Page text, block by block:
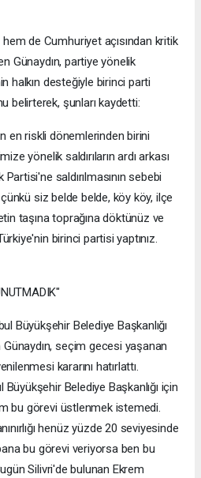
de Cumhuriyet açısından kritik
Günaydın, partiye yönelik
halkın desteğiyle birinci parti
belirterek, şunları kaydetti:
en riskli dönemlerinden birini
yönelik saldırıların ardı arkası
saldırılmasının sebebi
siz belde belde, köy köy, ilçe
taşına toprağına döktünüz ve
birinci partisi yaptınız.
Büyükşehir Belediye Başkanlığı
seçim gecesi yaşanan
kararını hatırlattı.
Belediye Başkanlığı için
bu görevi üstlenmek istemedi.
henüz yüzde 20 seviyesinde
bu görevi veriyorsa ben bu
Silivri'de bulunan Ekrem